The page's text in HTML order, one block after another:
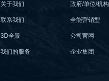
关于我们
联系我们
3D全景
我们的服务
政府/单位/机构
全能营销型
公司官网
企业集团